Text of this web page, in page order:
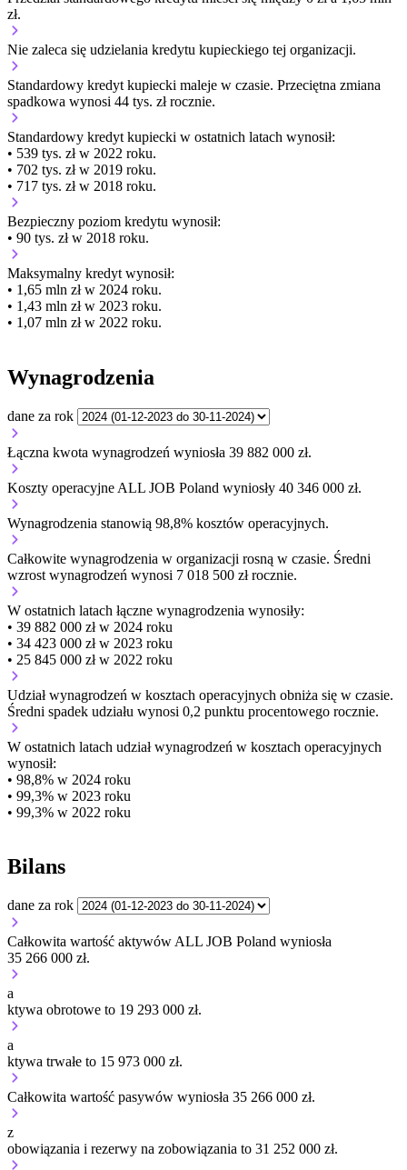
zł.
Nie zaleca się udzielania kredytu kupieckiego tej organizacji.
Standardowy kredyt kupiecki maleje w czasie. Przeciętna zmiana
spadkowa wynosi 44 tys. zł rocznie.
Standardowy kredyt kupiecki w ostatnich latach wynosił:
• 539 tys. zł w 2022 roku.
• 702 tys. zł w 2019 roku.
• 717 tys. zł w 2018 roku.
Bezpieczny poziom kredytu wynosił:
• 90 tys. zł w 2018 roku.
Maksymalny kredyt wynosił:
• 1,65 mln zł w 2024 roku.
• 1,43 mln zł w 2023 roku.
• 1,07 mln zł w 2022 roku.
Wynagrodzenia
dane za rok
Łączna kwota wynagrodzeń wyniosła 39 882 000 zł.
Koszty operacyjne ALL JOB Poland wyniosły 40 346 000 zł.
Wynagrodzenia stanowią 98,8% kosztów operacyjnych.
Całkowite wynagrodzenia w organizacji rosną w czasie. Średni
wzrost wynagrodzeń wynosi 7 018 500 zł rocznie.
W ostatnich latach łączne wynagrodzenia wynosiły:
• 39 882 000 zł w 2024 roku
• 34 423 000 zł w 2023 roku
• 25 845 000 zł w 2022 roku
Udział wynagrodzeń w kosztach operacyjnych obniża się w czasie.
Średni spadek udziału wynosi 0,2 punktu procentowego rocznie.
W ostatnich latach udział wynagrodzeń w kosztach operacyjnych
wynosił:
• 98,8% w 2024 roku
• 99,3% w 2023 roku
• 99,3% w 2022 roku
Bilans
dane za rok
Całkowita wartość aktywów ALL JOB Poland wyniosła
35 266 000 zł.
a
ktywa obrotowe to 19 293 000 zł.
a
ktywa trwałe to 15 973 000 zł.
Całkowita wartość pasywów wyniosła 35 266 000 zł.
z
obowiązania i rezerwy na zobowiązania to 31 252 000 zł.